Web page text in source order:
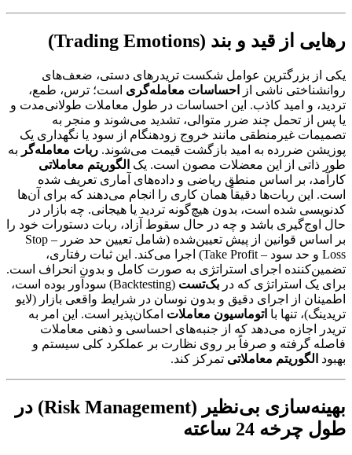
رهایی از قید و بند (Trading Emotions)
یکی از بزرگترین عوامل شکست تریدرهای دستی، ضعف‌های
روانشناختی ناشی از
احساسات معامله‌گری است؛ ترس، طمع،
تردید، و امید کاذب. این احساسات در طول معاملات طولانی‌مدت و
یا پس از تحمل چند ضرر متوالی، تشدید می‌شوند و منجر به
تصمیمات غیرمنطقی مانند خروج زودهنگام از سود یا نگهداری یک
پوزیشن ضررده به امید بازگشت قیمت می‌شوند. ربات معامله‌گر به
طور ذاتی از این معضلات مصون است. یک الگوریتم معاملاتی
کارآمد، بر اساس منطق ریاضی و داده‌های آماری تعریف شده
است. این ربات‌ها دقیقاً همان کاری را انجام می‌دهند که برای آن‌ها
کدنویسی شده است، بدون هیچ‌گونه تردید یا هیجانی. چه بازار در
حال اوج‌گیری باشد و چه در حال سقوط آزاد، ربات دستورات خود را
بر اساس قوانین از پیش تعیین‌شده (شامل تعیین حد ضرر – Stop
Loss و حد سود – Take Profit) اجرا می‌کند. این ثبات رفتاری،
تضمین‌کننده اجرای استراتژی به صورت کامل و بدون انحراف است.
برای یک استراتژی که در بک‌تست
(Backtesting) سودآور بوده است،
اطمینان از اجرای دقیق و بدون نوسان در شرایط واقعی بازار (لایو
تریدینگ)، تنها با اتوماسیون معاملات امکان‌پذیر است. این امر به
تریدر اجازه می‌دهد که از جنبه‌های احساسی و ذهنی معاملات
فاصله گرفته و صرفاً بر روی نظارت بر عملکرد کلی سیستم و
بهبود الگوریتم معاملاتی تمرکز کند.
بهینه‌سازی بی‌نظیر (Risk Management) در
طول چرخه 24 ساعته